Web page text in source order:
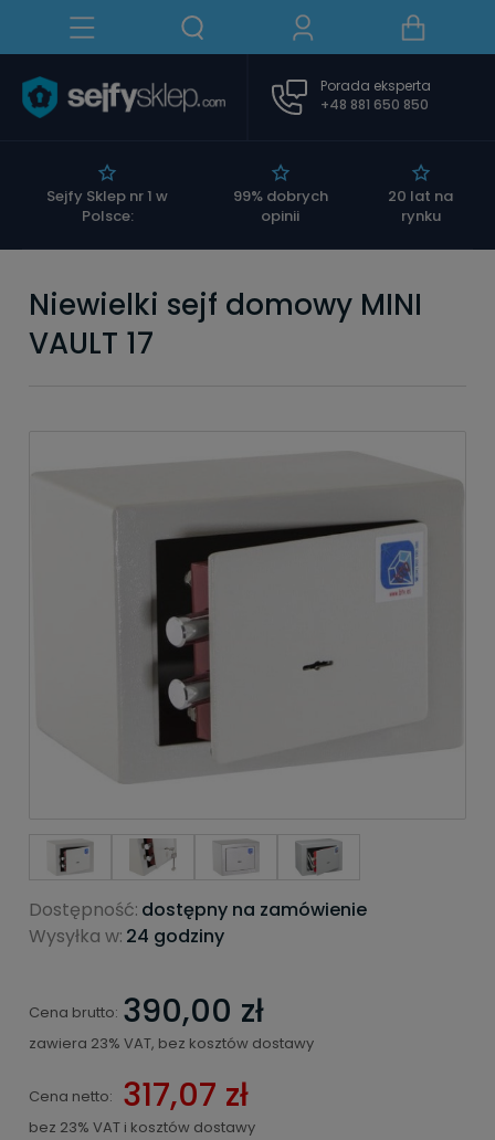
Sejfy Sklep nr 1 w
Polsce:
99% dobrych
opinii
20 lat na
rynku
Porada eksperta
+48 881 650 850
Niewielki sejf domowy MINI
VAULT 17
Dostępność: dostępny na zamówienie
Wysyłka w: 24 godziny
Cena brutto: 390,00 zł
zawiera 23% VAT, bez kosztów dostawy
Cena netto: 317,07 zł
bez 23% VAT i kosztów dostawy